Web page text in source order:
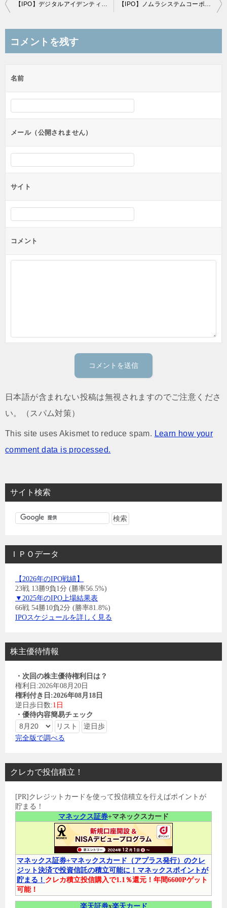
投
ビ
ー
シ
ョ
ン
【IPO】デジタルアイデンティティ(6533)のＢＢスタンスと初値予想 【IPO】ノムラシステムコーポレーション(3940)のＢＢスタンスと初値予想
コメントを残す
名前
メール（公開されません）
サイト
コメント
日本語が含まれない投稿は無視されますのでご注意くださ
い。（スパム対策）
This site uses Akismet to reduce spam. Learn how your
comment data is processed.
サイト検索
ＩＰＯデータ
【2026年のIPO戦績】
23戦 13勝9負1分 (勝率56.5%)
▼2025年のIPO上場結果表
66戦 54勝10負2分 (勝率81.8%)
IPOスケジュールを詳しく見る
株主優待情報
・次回の株主優待権利日は？
権利日:2026年08月20日
権利付き日:2026年08月18日
逆日歩日数:1日
・優待内容簡易チェック
完全版で調べる
クレカで投信積立！
[PR]クレジットカードを使って投信積立を行えばポイントが
貯まる！
マネックス証券+マネックスカード
マネックス証券+マネックスカード（アプラス発行）のクレ
ジット決済で投資信託の積立可能に！マネックスポイントが
貯まる！ クレカ積立投信購入で1.1％還元！年間6600Pゲット
可能！
楽天証券x楽天カード